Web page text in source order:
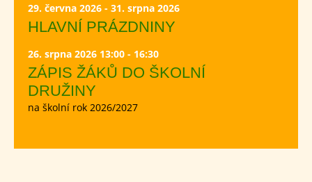
29. června 2026 - 31. srpna 2026
HLAVNÍ PRÁZDNINY
26. srpna 2026 13:00 - 16:30
ZÁPIS ŽÁKŮ DO ŠKOLNÍ
DRUŽINY
na školní rok 2026/2027